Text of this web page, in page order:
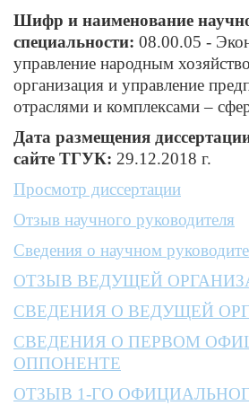
Шифр и наименование
специальности: 08.00.05 -
управление народным
организация и управление
отраслями и комплексами –
Дата размещения
сайте ТГУК: 29.12.2018 г.
Просмотр диссертации
Отзыв научного руководителя
Сведения о научном
ОТЗЫВ ВЕДУЩЕЙ
СВЕДЕНИЯ О ВЕДУЩЕЙ
СВЕДЕНИЯ О ПЕРВОМ
ОППОНЕНТЕ
ОТЗЫВ 1-ГО